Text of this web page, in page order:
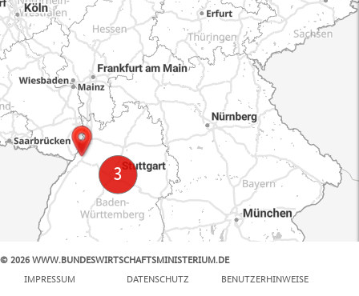
© 2026 WWW.BUNDESWIRTSCHAFTSMINISTERIUM.DE
IMPRESSUM
DATENSCHUTZ BENUTZERHINWEISE